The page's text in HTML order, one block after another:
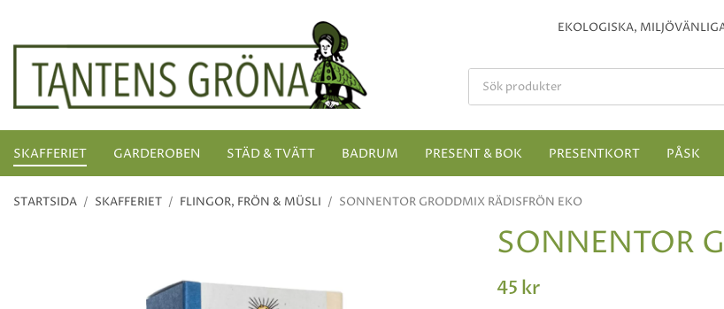
EKOLOGISKA,
SKAFFERIET GARDEROBEN STÄD & TVÄTT BADRUM PRESENT & BOK PRESENTKORT PÅSK
STARTSIDA / SKAFFERIET / FLINGOR, FRÖN & MÜSLI / SONNENTOR GRODDMIX RÄDISFRÖN EKO
SONNENTOR
45 kr